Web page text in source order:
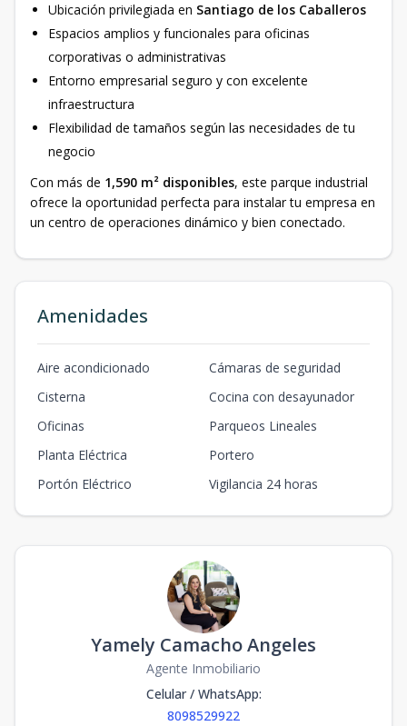
Ubicación privilegiada en Santiago de los Caballeros
Espacios amplios y funcionales para oficinas
corporativas o administrativas
Entorno empresarial seguro y con excelente
infraestructura
Flexibilidad de tamaños según las necesidades de tu
negocio
Con más de 1,590 m² disponibles, este parque industrial
ofrece la oportunidad perfecta para instalar tu empresa en
un centro de operaciones dinámico y bien conectado.
Amenidades
Aire acondicionado
Cámaras de seguridad
Cisterna
Cocina con desayunador
Oficinas
Parqueos Lineales
Planta Eléctrica
Portero
Portón Eléctrico
Vigilancia 24 horas
Yamely Camacho Angeles
Agente Inmobiliario
Celular / WhatsApp:
8098529922